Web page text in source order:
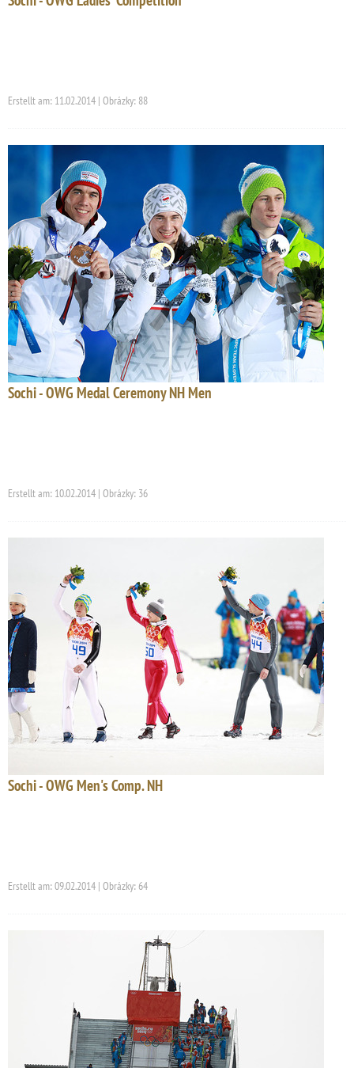
Erstellt am: 11.02.2014 | Obrázky: 88
Sochi - OWG Medal Ceremony NH Men
Erstellt am: 10.02.2014 | Obrázky: 36
Sochi - OWG Men's Comp. NH
Erstellt am: 09.02.2014 | Obrázky: 64